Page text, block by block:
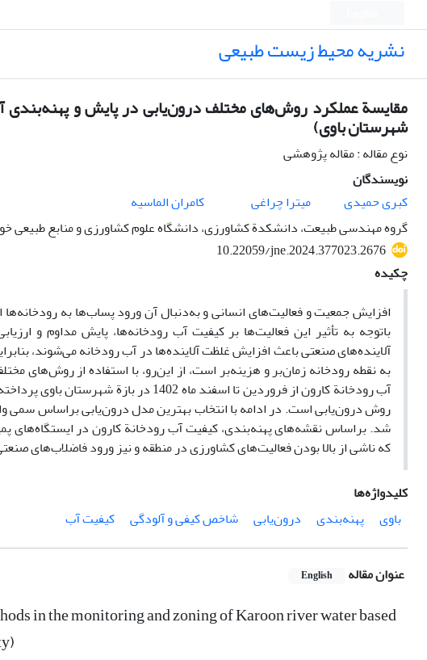
نشریه محیط زیست طبیعی
مقایسة عملکرد روش‌های مختلف درون‌یابی در پایش و پهنه‌بندی
شهرستان باوی)
نوع مقاله : مقاله پژوهشی
نویسندگان
کبری حمیدی
میترا چراغی
کامران الماسیه
گروه مهندسی طبیعت، دانشکدة کشاورزی، دانشگاه علوم کشاورزی و منابع طبیعی
10.22059/jne.2024.377023.2676
چکیده
افزایش جمعیت و فعالیت‌های انسانی و به‌دنبال آن ورود پساب‌ها به
باتوجه به تأثیر این فعالیت‌ها بر کیفیت آب رودخانه‌ها، پایش مداوم و
آلاینده‌های صنعتی باعث افزایش غلظت آلاینده‌ها در آب رودخانه می‌شوند،
به نقطه رودخانه زمان‌بر و هزینه‌بر است، از این‌رو، با استفاده از روش‌های
روش درون‌یابی است. در ادامه با انتخاب بهترین مدل درون‌یابی براساس سمی
شد. براساس نقشه‌های پهنه‌بندی، کیفیت آب رودخانة کارون در ایستگاه‌های
که ناشی از بالا بودن فعالیت‌های کشاورزی در منطقه و نیز ورود فاضلاب‌های
کلیدواژه‌ها
باوی
پهنه‌بندی درون‌یابی شاخص کیفی و آلودگی کیفیت آب
عنوان مقاله English
in the monitoring and zoning of Karoon river water based